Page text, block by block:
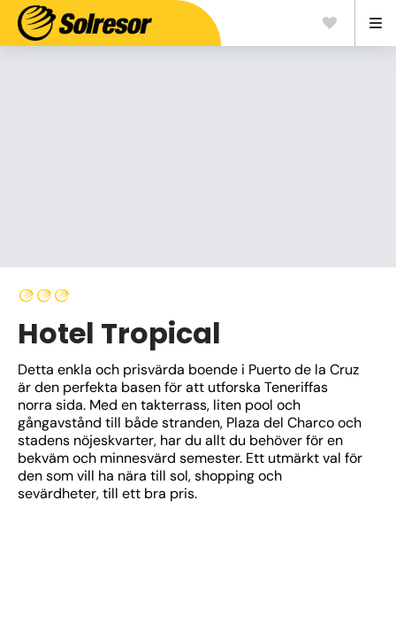
Hotel Tropical
Detta enkla och prisvärda boende i Puerto de la Cruz
är den perfekta basen för att utforska Teneriffas
norra sida. Med en takterrass, liten pool och
gångavstånd till både stranden, Plaza del Charco och
stadens nöjeskvarter, har du allt du behöver för en
bekväm och minnesvärd semester. Ett utmärkt val för
den som vill ha nära till sol, shopping och
sevärdheter, till ett bra pris.